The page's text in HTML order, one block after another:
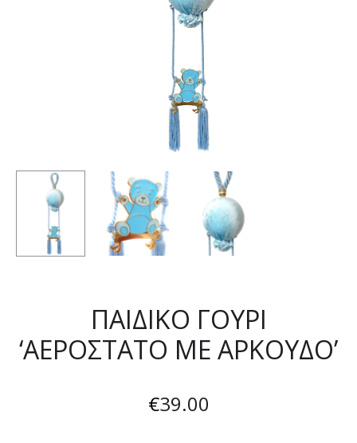
ΠΑΙΔΙΚΟ ΓΟΥΡΙ
‘ΑΕΡΟΣΤΑΤΟ ΜΕ ΑΡΚΟΥΔΟ’
€39.00